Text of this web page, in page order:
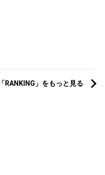
「RANKING」をもっと見る